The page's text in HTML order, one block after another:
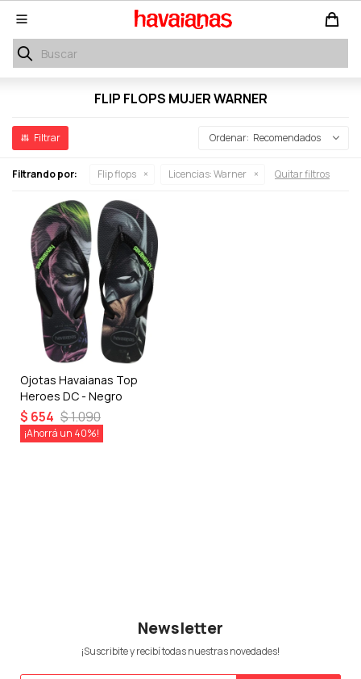

FLIP FLOPS MUJER WARNER
Recomendados
Filtrando por: Flip flops Licencias:Warner Quitar filtros
Ojotas Havaianas Top
Heroes DC - Negro
$ 654 $1.090
40
Newsletter
¡Suscribite y recibí todas nuestras novedades!